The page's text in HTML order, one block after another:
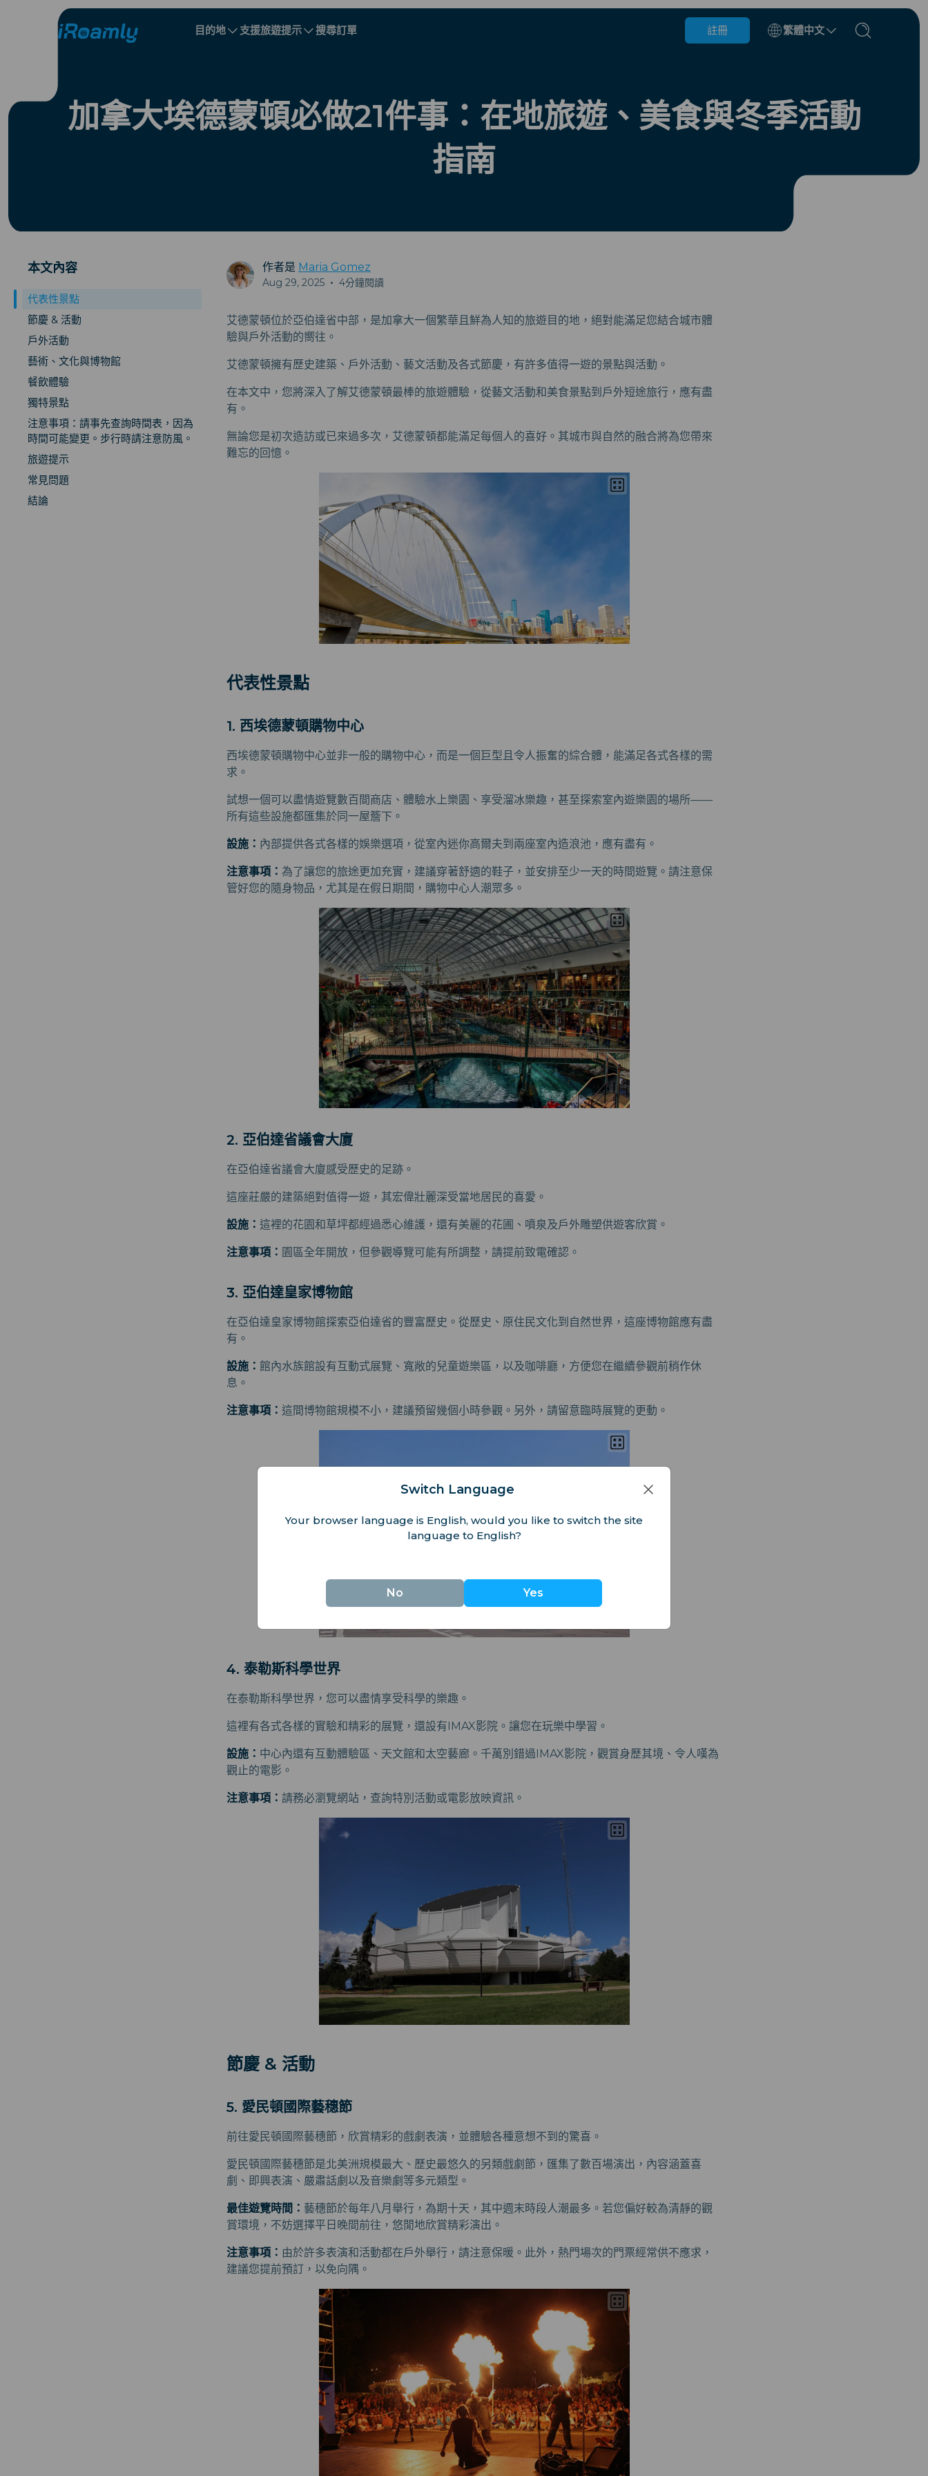
目的地 支援旅遊提示 搜尋訂單 註冊 繁體中文
區域 eSIM
保加利亞 柬埔寨 加拿大 智利 中國
加拿大埃德蒙頓必做21件事：在地旅遊、美食與冬季活動
指南
本文內容
代表性景點
節慶 & 活動
戶外活動
藝術、文化與博物館
餐飲體驗
獨特景點
注意事項：請事先查詢時間表，因為
時間可能變更。步行時請注意防風。
旅遊提示
常見問題
結論
作者是 Maria Gomez
Aug 29, 2025 • 4分鐘閱讀
艾德蒙頓位於亞伯達省中部，是加拿大一個繁華且鮮為人知的旅遊目的地，絕對能滿足您結合城市體
驗與戶外活動的嚮往。
艾德蒙頓擁有歷史建築、戶外活動、藝文活動及各式節慶，有許多值得一遊的景點與活動。
在本文中，您將深入了解艾德蒙頓最棒的旅遊體驗，從藝文活動和美食景點到戶外短途旅行，應有盡
有。
無論您是初次造訪或已來過多次，艾德蒙頓都能滿足每個人的喜好。其城市與自然的融合將為您帶來
難忘的回憶。
代表性景點
1. 西埃德蒙頓購物中心
西埃德蒙頓購物中心並非一般的購物中心，而是一個巨型且令人振奮的綜合體，能滿足各式各樣的需
求。
試想一個可以盡情遊覽數百間商店、體驗水上樂園、享受溜冰樂趣，甚至探索室內遊樂園的場所——
所有這些設施都匯集於同一屋簷下。
設施： 內部提供各式各樣的娛樂選項，從室內迷你高爾夫到兩座室內造浪池，應有盡有。
注意事項： 為了讓您的旅途更加充實，建議穿著舒適的鞋子，並安排至少一天的時間遊覽。請注意保
管好您的隨身物品，尤其是在假日期間，購物中心人潮眾多。
2. 亞伯達省議會大廈
在亞伯達省議會大廈感受歷史的足跡。
這座莊嚴的建築絕對值得一遊，其宏偉壯麗深受當地居民的喜愛。
設施： 這裡的花園和草坪都經過悉心維護，還有美麗的花圃、噴泉及戶外雕塑供遊客欣賞。
注意事項： 園區全年開放，但參觀導覽可能有所調整，請提前致電確認。
3. 亞伯達皇家博物館
在亞伯達皇家博物館探索亞伯達省的豐富歷史。從歷史、原住民文化到自然世界，這座博物館應有盡
有。
設施： 館內水族館設有互動式展覽、寬敞的兒童遊樂區，以及咖啡廳，方便您在繼續參觀前稍作休
息。
注意事項： 這間博物館規模不小，建議預留幾個小時參觀。另外，請留意臨時展覽的更動。
4. 泰勒斯科學世界
在泰勒斯科學世界，您可以盡情享受科學的樂趣。
這裡有各式各樣的實驗和精彩的展覽，還設有IMAX影院。讓您在玩樂中學習。
設施： 中心內還有互動體驗區、天文館和太空藝廊。千萬別錯過IMAX影院，觀賞身歷其境、令人嘆為
觀止的電影。
注意事項： 請務必瀏覽網站，查詢特別活動或電影放映資訊。
節慶 & 活動
5. 愛民頓國際藝穗節
前往愛民頓國際藝穗節，欣賞精彩的戲劇表演，並體驗各種意想不到的驚喜。
愛民頓國際藝穗節是北美洲規模最大、歷史最悠久的另類戲劇節，匯集了數百場演出，內容涵蓋喜
劇、即興表演、嚴肅話劇以及音樂劇等多元類型。
最佳遊覽時間： 藝穗節於每年八月舉行，為期十天，其中週末時段人潮最多。若您偏好較為清靜的觀
賞環境，不妨選擇平日晚間前往，悠閒地欣賞精彩演出。
注意事項： 由於許多表演和活動都在戶外舉行，請注意保暖。此外，熱門場次的門票經常供不應求，
建議您提前預訂，以免向隅。
Switch Language
Your browser language is English, would you like to switch the site
language to English?
No Yes